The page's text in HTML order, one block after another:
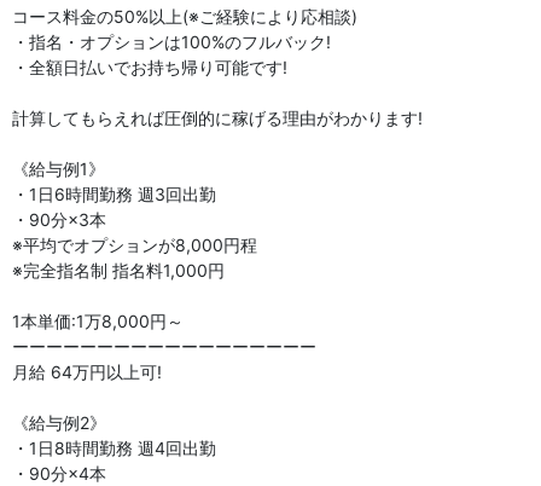
待遇・働きやすさ
かけもち可
ノルマなし
主婦歓迎
コース料金の50%以上(※ご経験により応相談)
・指名・オプションは100%のフルバック!
・全額日払いでお持ち帰り可能です!
計算してもらえれば圧倒的に稼げる理由がわかります!
《給与例1》
・1日6時間勤務 週3回出勤
・90分×3本
※平均でオプションが8,000円程
※完全指名制 指名料1,000円
1本単価:1万8,000円～
ーーーーーーーーーーーーーーーーーー
月給 64万円以上可!
《給与例2》
・1日8時間勤務 週4回出勤
・90分×4本